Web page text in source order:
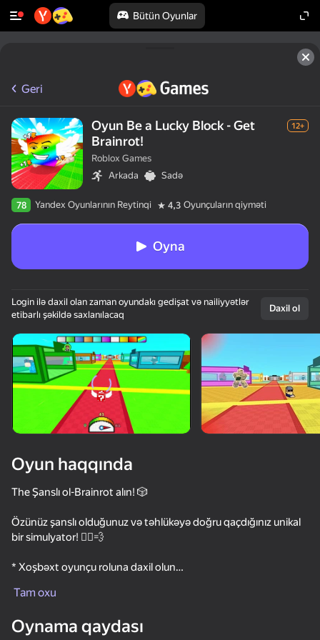
Bütün Oyunlar
Cihazı döndərin
Oyun yalnız üfüqi
rejimdə işləyir
Keyboard Escape: +1 Speed
Geri
Oyun Be a Lucky Block - Get
Brainrot!
12+
Roblox Games
Arkada
Sadə
78 Yandex Oyunlarının Reytinqi 4,3 Oyunçuların qiyməti
Oyna
Login ilə daxil olan zaman oyundakı gedişat və nailiyyətlər
etibarlı şəkildə saxlanılacaq
Daxil ol
Oyun haqqında
The Şanslı ol-Brainrot alın! 🎲
Özünüz şanslı olduğunuz və təhlükəyə doğru qaçdığınız unikal
bir simulyator! 🏃‍♂️💨
* Xoşbəxt oyunçu roluna daxil olun
* Düşmən siz və spin tutmaq Roulette
Tam oxu
Oynama qaydası